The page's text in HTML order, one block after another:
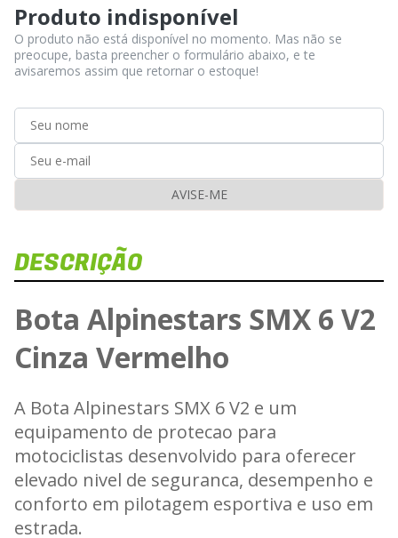
Produto indisponível
O produto não está disponível no momento. Mas não se
preocupe, basta preencher o formulário abaixo, e te
avisaremos assim que retornar o estoque!
AVISE-ME
DESCRIÇÃO
Bota Alpinestars SMX 6 V2
Cinza Vermelho
A Bota Alpinestars SMX 6 V2 e um
equipamento de protecao para
motociclistas desenvolvido para oferecer
elevado nivel de seguranca, desempenho e
conforto em pilotagem esportiva e uso em
estrada.